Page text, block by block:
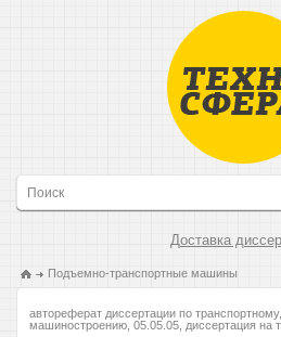
Доставка
Подъемно-транспортные машины
автореферат диссертации по
машиностроению, 05.05.05, диссертация на